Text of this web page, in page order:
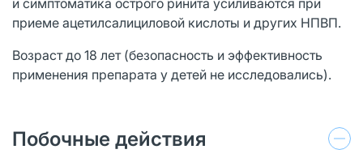
приеме ацетилсалициловой кислоты и других НПВП.
Возраст до 18 лет (безопасность и эффективность
применения препарата у детей не исследовались).
Побочные действия